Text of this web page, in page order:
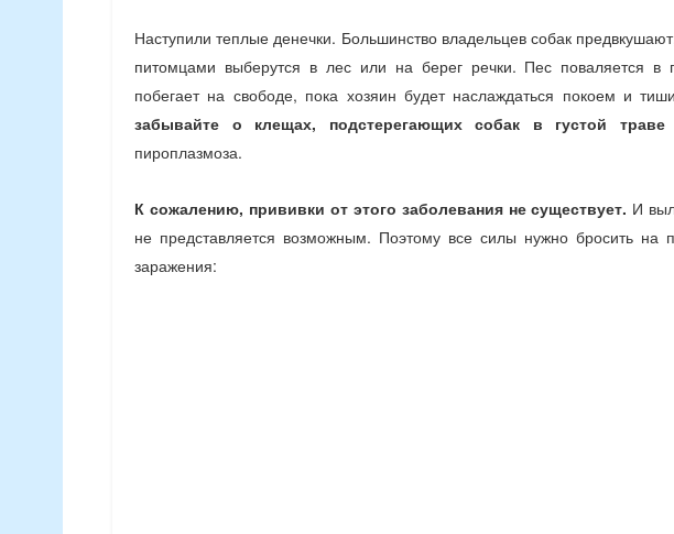
Наступили теплые денечки. Большинство владельцев собак
питомцами выберутся в лес или на берег речки. Пес поваляется в
побегает на свободе, пока хозяин будет наслаждаться покоем и
забывайте о клещах, подстерегающих собак в густой траве
пироплазмоза.
К сожалению, прививки от этого заболевания не существует. И
не представляется возможным. Поэтому все силы нужно бросить на
заражения: